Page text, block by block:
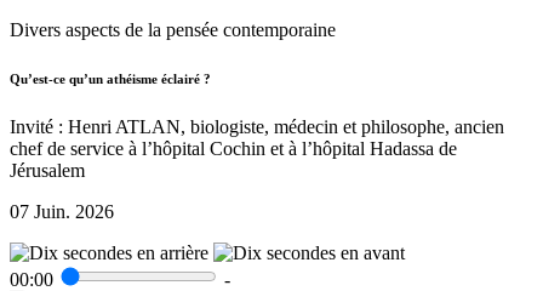
Divers aspects de la pensée contemporaine
Qu’est-ce qu’un athéisme éclairé ?
Invité : Henri ATLAN, biologiste, médecin et philosophe, ancien
chef de service à l’hôpital Cochin et à l’hôpital Hadassa de
Jérusalem
07 Juin. 2026
00:00 -